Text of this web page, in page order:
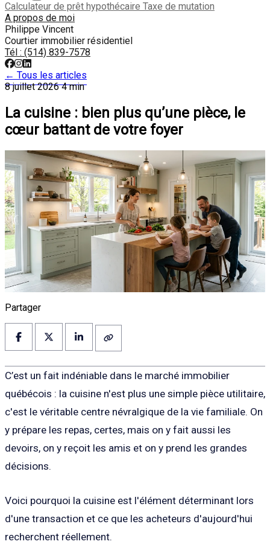
Calculateur de prêt hypothécaire Taxe de mutation
A propos de moi
Philippe Vincent
Courtier immobilier résidentiel
Tél : (514) 839-7578
← Tous les articles
8 juillet 2026 4 min
La cuisine : bien plus qu’une pièce, le
cœur battant de votre foyer
Partager
C’est un fait indéniable dans le marché immobilier
québécois : la cuisine n'est plus une simple pièce utilitaire,
c'est le véritable centre névralgique de la vie familiale. On
y prépare les repas, certes, mais on y fait aussi les
devoirs, on y reçoit les amis et on y prend les grandes
décisions.
Voici pourquoi la cuisine est l'élément déterminant lors
d'une transaction et ce que les acheteurs d'aujourd'hui
recherchent réellement.